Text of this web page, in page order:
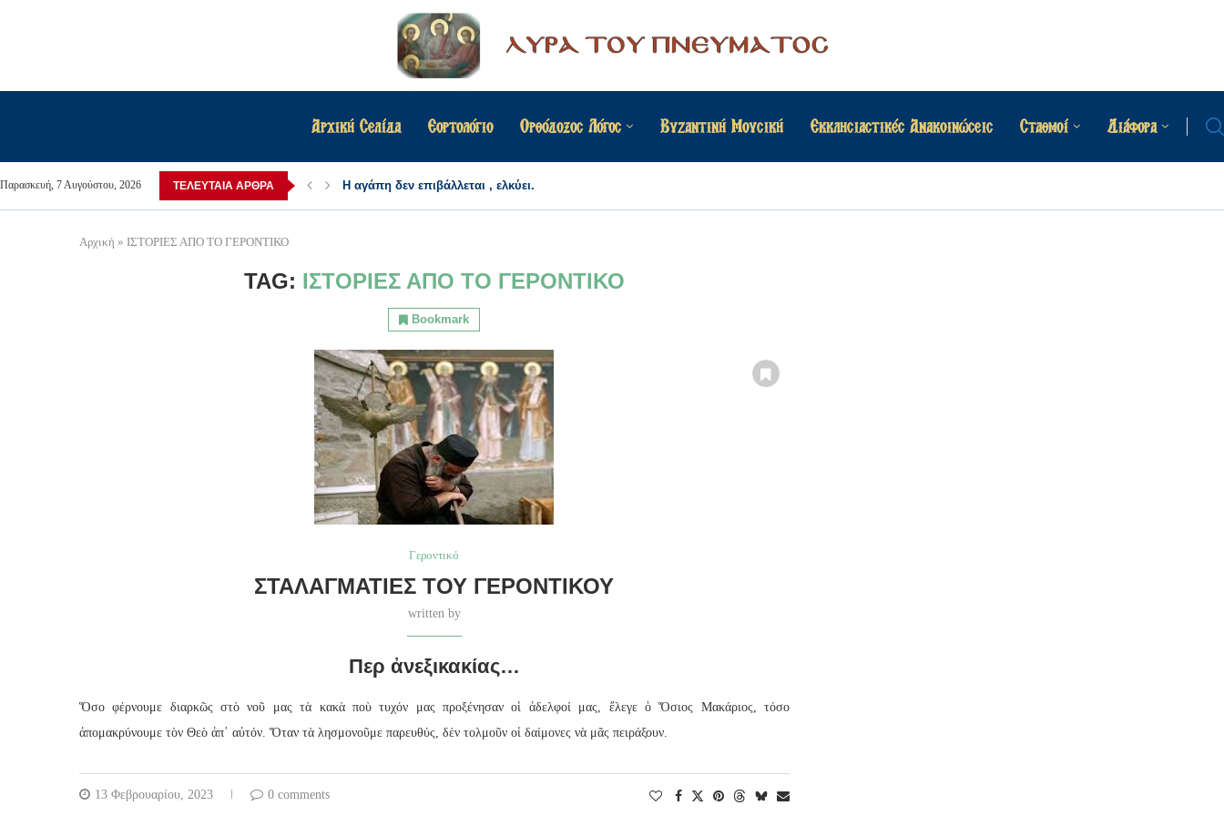
Αρχική Σελίδα Εορτολόγιο Ορθόδοξος Λόγος Βυζαντινή Μουσική Εκκλησιαστικές Ανακοινώσεις Σταθμοί Διάφορα
Παρασκευή, 7 Αυγούστου, 2026 ΤΕΛΕΥΤΑΊΑ ΆΡΘΡΑ Η αγάπη δεν επιβάλλεται , ελκύει.
Αρχική » ΙΣΤΟΡΙΕΣ ΑΠΟ ΤΟ ΓΕΡΟΝΤΙΚΟ
TAG: ΙΣΤΟΡΙΕΣ ΑΠΟ ΤΟ ΓΕΡΟΝΤΙΚΟ
Bookmark
Γεροντικό
ΣΤΑΛΑΓΜΑΤΙΈΣ ΤΟΥ ΓΕΡΟΝΤΙΚΟΎ
written by
Περ ἀνεξικακίας…
Ὅσο φέρνουμε διαρκῶς στὸ νοῦ μας τὰ κακὰ ποὺ τυχόν μας προξένησαν οἱ ἀδελφοί μας, ἔλεγε ὁ Ὅσιος Μακάριος, τόσο
ἀπομακρύνουμε τὸν Θεὸ ἀπ᾿ αὐτόν. Ὅταν τὰ λησμονοῦμε παρευθύς, δὲν τολμοῦν οἱ δαίμονες νὰ μᾶς πειράξουν.
13 Φεβρουαρίου, 2023 0 comments